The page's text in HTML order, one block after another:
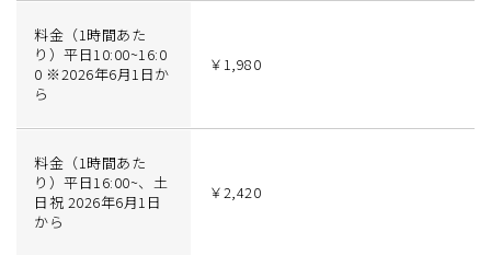
料金（1時間あた
り）平日10:00~16:0
0 ※2026年6月1日か
ら
￥1,980
料金（1時間あた
り）平日16:00~、土
日祝 2026年6月1日
から
￥2,420